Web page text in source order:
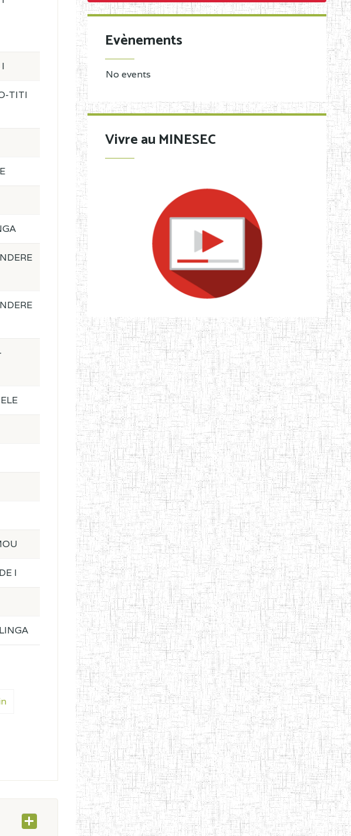
TITI
I
Evènements
No events
Vivre au MINESEC